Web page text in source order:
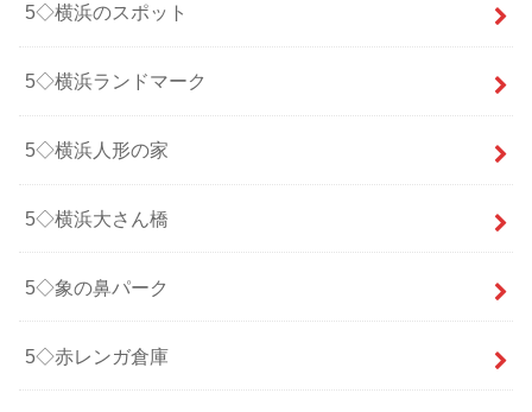
5◇横浜のスポット
5◇横浜ランドマーク
5◇横浜人形の家
5◇横浜大さん橋
5◇象の鼻パーク
5◇赤レンガ倉庫